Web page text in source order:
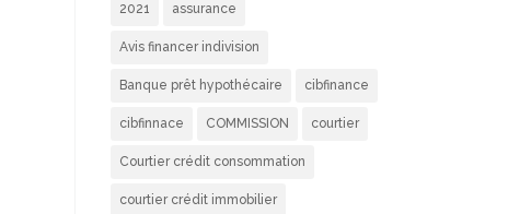
2021 assurance
Avis financer indivision
Banque prêt hypothécaire cibfinance
cibfinnace COMMISSION courtier
Courtier crédit consommation
courtier crédit immobilier